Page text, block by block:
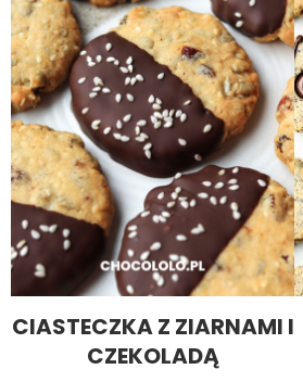
CIASTECZKA Z ZIARNAMI I
CZEKOLADĄ